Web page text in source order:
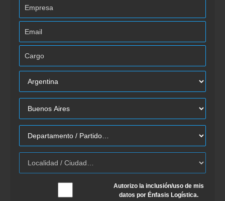
Autorizo la inclusión/uso de mis
datos por Énfasis Logística.